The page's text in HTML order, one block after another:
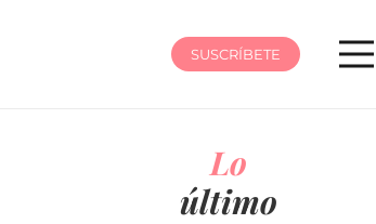
SUSCRÍBETE
Lo
último